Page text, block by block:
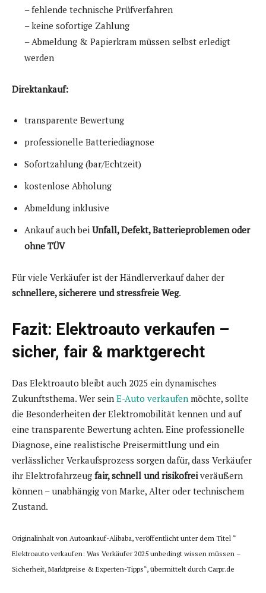
– fehlende technische Prüfverfahren
– keine sofortige Zahlung
– Abmeldung & Papierkram müssen selbst erledigt
werden
Direktankauf:
transparente Bewertung
professionelle Batteriediagnose
Sofortzahlung (bar/Echtzeit)
kostenlose Abholung
Abmeldung inklusive
Ankauf auch bei Unfall, Defekt, Batterieproblemen oder
ohne TÜV
Für viele Verkäufer ist der Händlerverkauf daher der
schnellere, sicherere und stressfreie Weg.
Fazit: Elektroauto verkaufen –
sicher, fair & marktgerecht
Das Elektroauto bleibt auch 2025 ein dynamisches
Zukunftsthema. Wer sein E-Auto verkaufen möchte, sollte
die Besonderheiten der Elektromobilität kennen und auf
eine transparente Bewertung achten. Eine professionelle
Diagnose, eine realistische Preisermittlung und ein
verlässlicher Verkaufsprozess sorgen dafür, dass Verkäufer
ihr Elektrofahrzeug fair, schnell und risikofrei veräußern
können – unabhängig von Marke, Alter oder technischem
Zustand.
Originalinhalt von Autoankauf-Alibaba, veröffentlicht unter dem Titel “
Elektroauto verkaufen: Was Verkäufer 2025 unbedingt wissen müssen –
Sicherheit, Marktpreise & Experten-Tipps“, übermittelt durch Carpr.de